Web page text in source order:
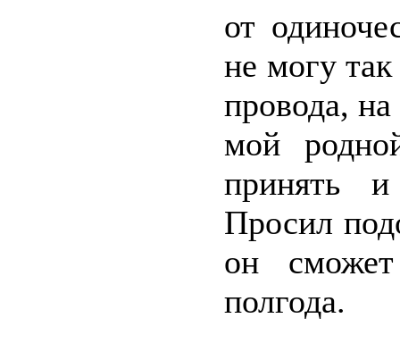
от
не могу
провода,
мой
принять
Просил
он
полгода.